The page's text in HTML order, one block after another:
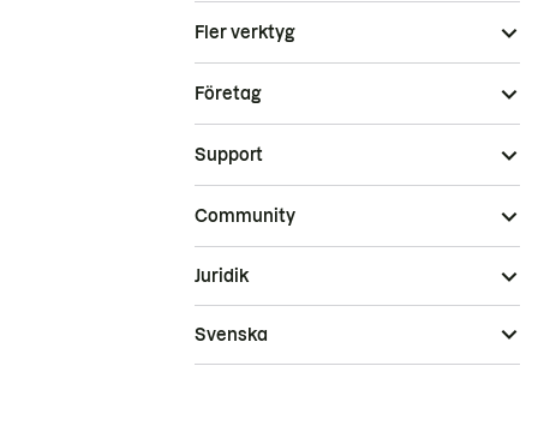
Fler verktyg
Företag
Support
Community
Juridik
Svenska